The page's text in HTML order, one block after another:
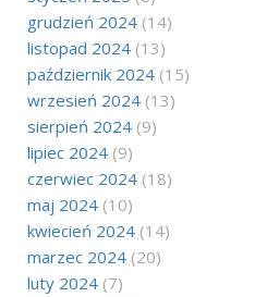
grudzień 2024 (14)
listopad 2024 (13)
październik 2024 (15)
wrzesień 2024 (13)
sierpień 2024 (9)
lipiec 2024 (9)
czerwiec 2024 (18)
maj 2024 (10)
kwiecień 2024 (14)
marzec 2024 (20)
luty 2024 (7)